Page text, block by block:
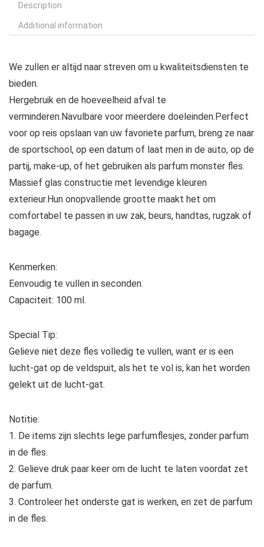
Description
Additional information
We zullen er altijd naar streven om u kwaliteitsdiensten te
bieden.
Hergebruik en de hoeveelheid afval te
verminderen.Navulbare voor meerdere doeleinden.Perfect
voor op reis opslaan van uw favoriete parfum, breng ze naar
de sportschool, op een datum of laat men in de auto, op de
partij, make-up, of het gebruiken als parfum monster fles.
Massief glas constructie met levendige kleuren
exterieur.Hun onopvallende grootte maakt het om
comfortabel te passen in uw zak, beurs, handtas, rugzak of
bagage.
Kenmerken:
Eenvoudig te vullen in seconden.
Capaciteit: 100 ml.
Special Tip:
Gelieve niet deze fles volledig te vullen, want er is een
lucht-gat op de veldspuit, als het te vol is, kan het worden
gelekt uit de lucht-gat.
Notitie:
1. De items zijn slechts lege parfumflesjes, zonder parfum
in de fles.
2. Gelieve druk paar keer om de lucht te laten voordat zet
de parfum.
3. Controleer het onderste gat is werken, en zet de parfum
in de fles.